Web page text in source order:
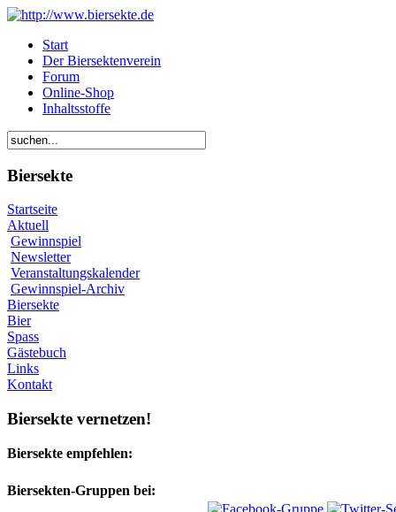
Start
Der Biersektenverein
Forum
Online-Shop
Inhaltsstoffe
Biersekte
Startseite
Aktuell
Gewinnspiel
Newsletter
Veranstaltungskalender
Gewinnspiel-Archiv
Biersekte
Bier
Spass
Gästebuch
Links
Kontakt
Biersekte vernetzen!
Biersekte empfehlen:
Biersekten-Gruppen bei: